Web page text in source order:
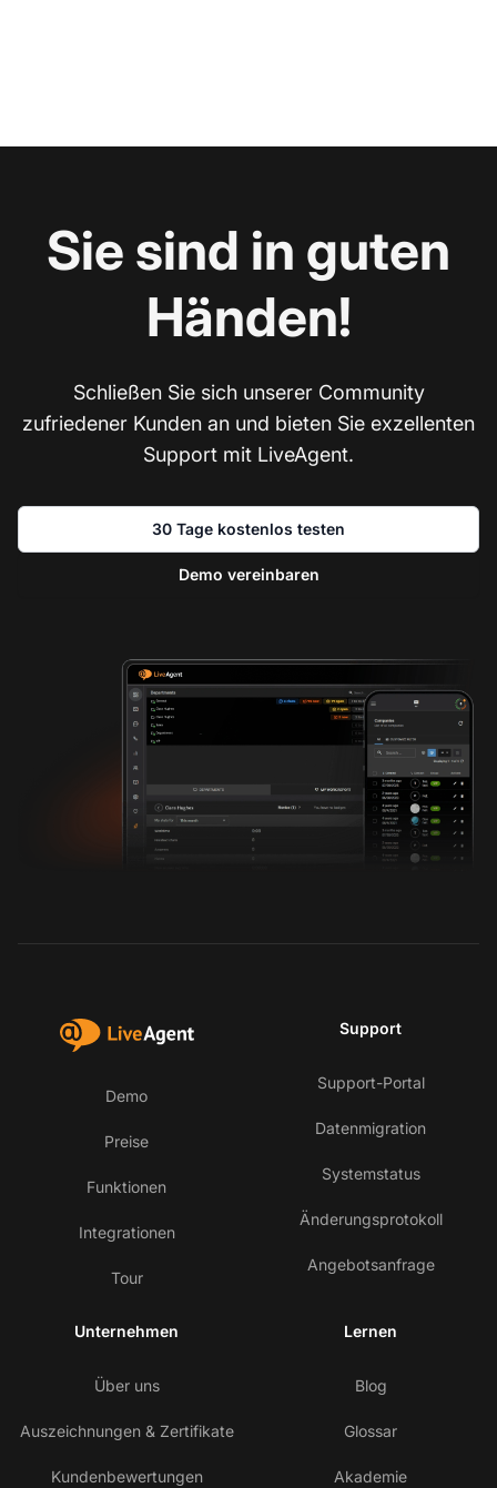
Sie sind in guten
Händen!
Schließen Sie sich unserer Community
zufriedener Kunden an und bieten Sie exzellenten
Support mit LiveAgent.
30 Tage kostenlos testen
Demo vereinbaren
Demo
Preise
Funktionen
Integrationen
Tour
Support
Support-Portal
Datenmigration
Systemstatus
Änderungsprotokoll
Angebotsanfrage
Unternehmen
Über uns
Auszeichnungen & Zertifikate
Kundenbewertungen
Lernen
Blog
Glossar
Akademie